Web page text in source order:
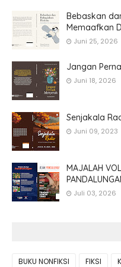
Bebaskan
Memaafkan
Juni 25, 2026
Jangan
Juni 18, 2026
Senjakala
Juni 09, 2023
MAJALAH
Juli 03, 2026
BUKU NONFIKSI FIKSI